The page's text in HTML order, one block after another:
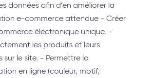
données afin d’en améliorer la
e-commerce attendue - Créer
électronique unique. -
les produits et leurs
sur le site. - Permettre la
en ligne (couleur, motif,